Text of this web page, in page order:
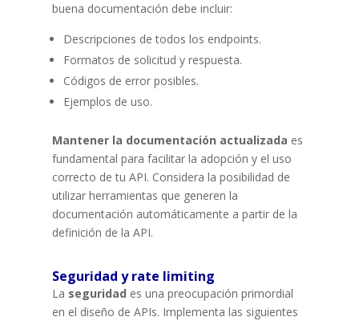
buena documentación debe incluir:
Descripciones de todos los endpoints.
Formatos de solicitud y respuesta.
Códigos de error posibles.
Ejemplos de uso.
Mantener la documentación actualizada es
fundamental para facilitar la adopción y el uso
correcto de tu API. Considera la posibilidad de
utilizar herramientas que generen la
documentación automáticamente a partir de la
definición de la API.
Seguridad y rate limiting
La seguridad es una preocupación primordial
en el diseño de APIs. Implementa las siguientes